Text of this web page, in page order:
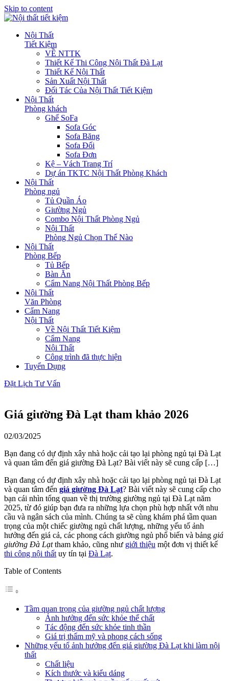
Skip to content
Nội Thất
Tiết Kiệm
VỀ NTTK
Thiết Kế Thi Công Nội Thất Đà Lạt
Thiết Kế Nội Thất
Sản Xuất Nội Thất
Đối Tác Của Nội Thất Tiết Kiệm
Nội Thất
Phòng khách
Ghế SoFa
Sofa Góc
Sofa Băng
Sofa Đối
Sofa Đơn
Kệ – Vách Trang Trí
Dự án TKTC Nội Thất Phòng Khách
Nội Thất
Phòng ngủ
Tủ Quần Áo
Giường Ngủ
Combo Nội Thất Phòng Ngủ
Nội Thất
Phòng Ngủ Chọn Thế Nào
Nội Thất
Phòng Bếp
Tủ Bếp
Bàn Ăn
Cẩm Nang Nội Thất Phòng Bếp
Nội Thất
Văn Phòng
Cẩm Nang
Nội Thất
Về Nội Thất Tiết Kiệm
Cẩm Nang
Nội Thất
Công trình đã thực hiện
Tuyển Dụng
Đặt Lịch Tư Vấn
Giá giường Đà Lạt tham khảo 2026
02/03/2025
Bạn đang có dự định xây nhà hoặc cải tạo lại phòng ngủ tại Đà Lạt
và quan tâm đến giá giường Đà Lạt? Bài viết này sẽ cung cấp […]
Bạn đang có dự định xây nhà hoặc cải tạo lại phòng ngủ tại Đà Lạt
và quan tâm đến giá giường Đà Lạt? Bài viết này sẽ cung cấp cho
bạn cái nhìn tổng quan về thị trường giường ngủ tại Đà Lạt năm
2025, từ đó giúp bạn đưa ra những lựa chọn phù hợp nhất với nhu
cầu và ngân sách của mình. Chúng ta sẽ cùng khám phá tầm quan
trọng của một chiếc giường ngủ chất lượng, những yếu tố ảnh
hưởng đến giá cả, các phong cách giường ngủ phổ biến và bảng giá
giường Đà Lạttham khảo, cũng như giới thiệu một đơn vị thiết kế
thi công nội thất uy tín tại Đà Lạt.
Table of Contents
Tầm quan trọng của giường ngủ chất lượng
Ảnh hưởng đến sức khỏe thể chất
Tác động đến sức khỏe tinh thần
Giá trị thẩm mỹ và phong cách sống
Những yếu tố ảnh hưởng đến giá giường Đà Lạt khi làm nội
thất
Chất liệu
Kích thước và kiểu dáng